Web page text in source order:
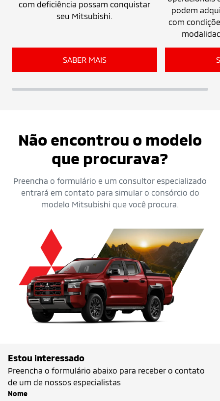
com deficiência possam conquistar
seu Mitsubishi.
SABER MAIS
podem
com
Não encontrou o modelo
que procurava?
Preencha o formulário e um consultor especializado
entrará em contato para simular o consórcio do
modelo Mitsubishi que você procura.
Estou interessado
Preencha o formulário abaixo para receber o contato
de um de nossos especialistas
Nome